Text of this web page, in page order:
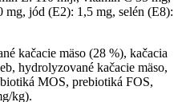
jód (E2): 1,5 mg, selén (E8):
kačacie mäso (28 %), kačacia
hydrolyzované kačacie mäso,
MOS, prebiotiká FOS,
kg).